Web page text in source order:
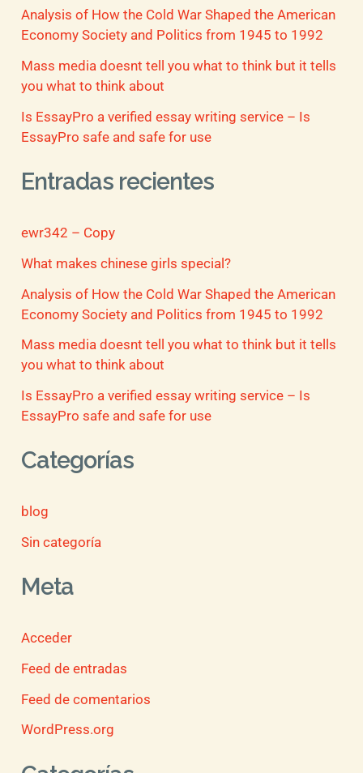
Analysis of How the Cold War Shaped the American
Economy Society and Politics from 1945 to 1992
Mass media doesnt tell you what to think but it tells
you what to think about
Is EssayPro a verified essay writing service – Is
EssayPro safe and safe for use
Entradas recientes
ewr342 – Copy
What makes chinese girls special?
Analysis of How the Cold War Shaped the American
Economy Society and Politics from 1945 to 1992
Mass media doesnt tell you what to think but it tells
you what to think about
Is EssayPro a verified essay writing service – Is
EssayPro safe and safe for use
Categorías
blog
Sin categoría
Meta
Acceder
Feed de entradas
Feed de comentarios
WordPress.org